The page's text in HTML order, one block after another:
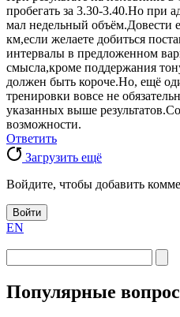
пробегать за 3.30-3.40.Но при
мал недельный объём.Довести
км,если желаете добиться
интервалы в предложенном
смысла,кроме поддержания
должен быть короче.Но, ещё
тренировки вовсе не
указанных выше
возможности.
Ответить
Загрузить ещё
Войдите, чтобы добавить
Войти
EN
Популярные